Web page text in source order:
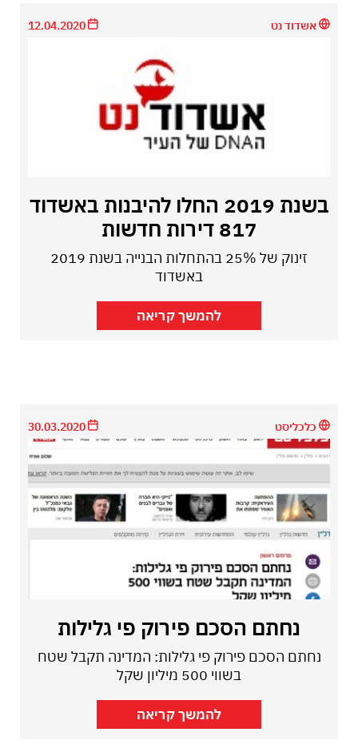
אשדוד נט
בשנת 2019 החלו להיבנות באשדוד
817 דירות חדשות
זינוק של 25% בהתחלות הבנייה בשנת 2019
באשדוד
להמשך קריאה
כלכליסט
נחתם הסכם פירוק פי גלילות
נחתם הסכם פירוק פי גלילות: המדינה תקבל שטח
בשווי 500 מיליון שקל
להמשך קריאה